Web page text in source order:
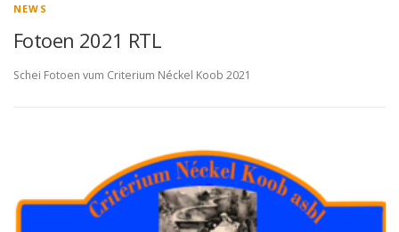
NEWS
Fotoen 2021 RTL
Schei Fotoen vum Criterium Néckel Koob 2021